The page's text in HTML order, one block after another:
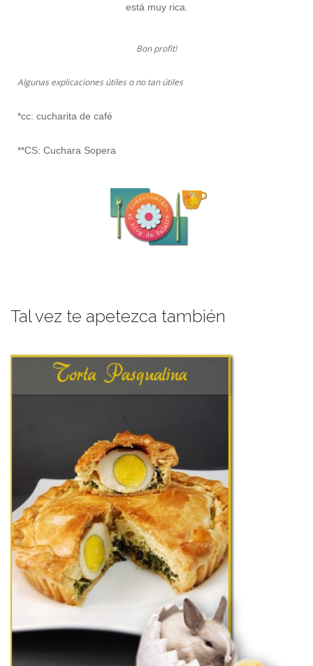
está muy rica.
Bon profit!
Algunas explicaciones útiles o no tan útiles
*cc: cucharita de café
**CS: Cuchara Sopera
Tal vez te apetezca también
TORTA PASQUALINA (SALADA)
Una tarta rellena de acelgas y huevo típica de Semana Santa en Italia
pero deliciosa con o sin significado :o)